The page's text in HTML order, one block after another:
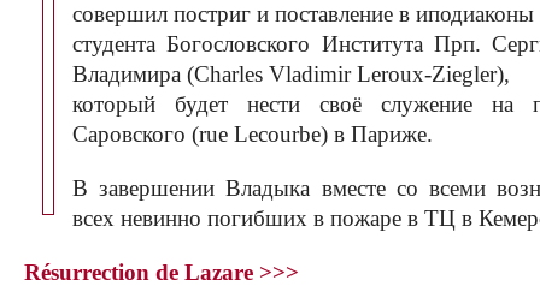
совершил постриг и поставление в иподиаконы
студента Богословского Института Прп.
Владимира (Charles Vladimir Leroux-Ziegler),
который будет нести своё служение на
Саровского (rue Lecourbe) в Париже.
В завершении Владыка вместе со всеми
всех невинно погибших в пожаре в ТЦ в
Résurrection de Lazare >>>